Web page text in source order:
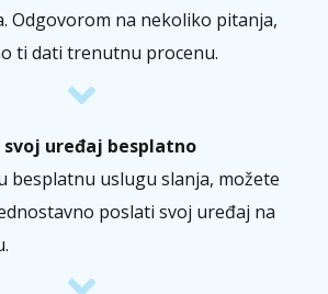
Odgovorom na nekoliko pitanja,
ti dati trenutnu procenu.
svoj uređaj besplatno
besplatnu uslugu slanja, možete
poslati svoj uređaj na